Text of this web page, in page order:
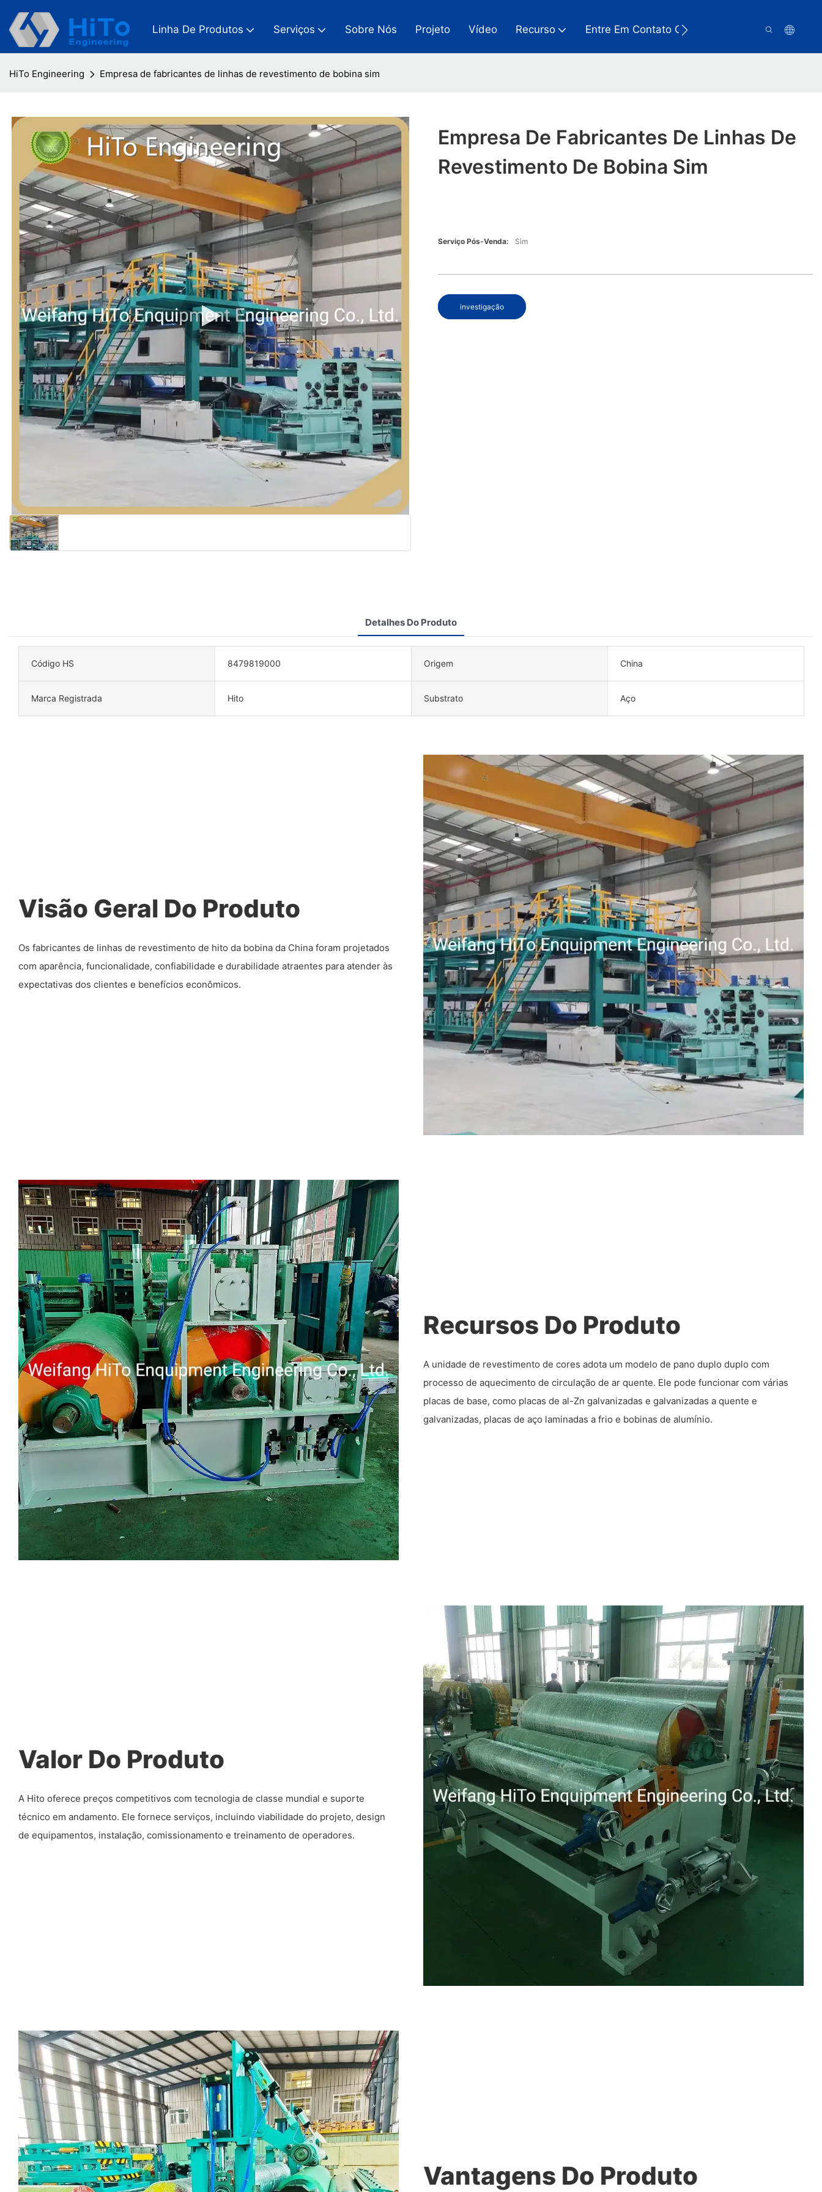
Linha De Produtos Serviços Sobre Nós Projeto Vídeo Recurso Entre Em Contato Conosco
HiTo Engineering Empresa de fabricantes de linhas de revestimento de bobina sim
Empresa De Fabricantes De Linhas De
Revestimento De Bobina Sim
Serviço Pós-Venda: Sim
investigação
Detalhes Do Produto
Código HS 8479819000 Origem China
Marca Registrada Hito Substrato Aço
Visão Geral Do Produto
Os fabricantes de linhas de revestimento de hito da bobina da China foram projetados
com aparência, funcionalidade, confiabilidade e durabilidade atraentes para atender às
expectativas dos clientes e benefícios econômicos.
Recursos Do Produto
A unidade de revestimento de cores adota um modelo de pano duplo duplo com
processo de aquecimento de circulação de ar quente. Ele pode funcionar com várias
placas de base, como placas de al-Zn galvanizadas e galvanizadas a quente e
galvanizadas, placas de aço laminadas a frio e bobinas de alumínio.
Valor Do Produto
A Hito oferece preços competitivos com tecnologia de classe mundial e suporte
técnico em andamento. Ele fornece serviços, incluindo viabilidade do projeto, design
de equipamentos, instalação, comissionamento e treinamento de operadores.
Vantagens Do Produto